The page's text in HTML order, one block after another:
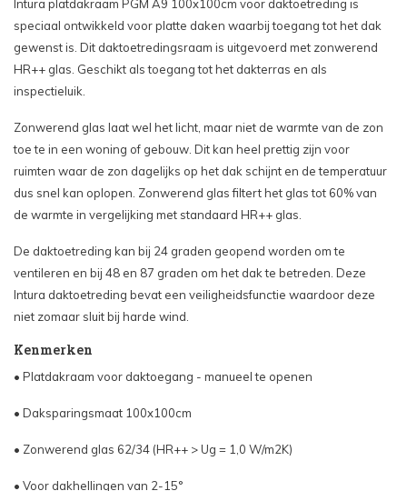
Intura platdakraam PGM A9 100x100cm voor daktoetreding is
speciaal ontwikkeld voor platte daken waarbij toegang tot het dak
gewenst is. Dit daktoetredingsraam is uitgevoerd met zonwerend
HR++ glas. Geschikt als toegang tot het dakterras en als
inspectieluik.
Zonwerend glas laat wel het licht, maar niet de warmte van de zon
toe te in een woning of gebouw. Dit kan heel prettig zijn voor
ruimten waar de zon dagelijks op het dak schijnt en de temperatuur
dus snel kan oplopen. Zonwerend glas filtert het glas tot 60% van
de warmte in vergelijking met standaard HR++ glas.
De daktoetreding kan bij 24 graden geopend worden om te
ventileren en bij 48 en 87 graden om het dak te betreden. Deze
Intura daktoetreding bevat een veiligheidsfunctie waardoor deze
niet zomaar sluit bij harde wind.
Kenmerken
• Platdakraam voor daktoegang - manueel te openen
• Daksparingsmaat 100x100cm
• Zonwerend glas 62/34 (HR++ > Ug = 1,0 W/m2K)
• Voor dakhellingen van 2-15°